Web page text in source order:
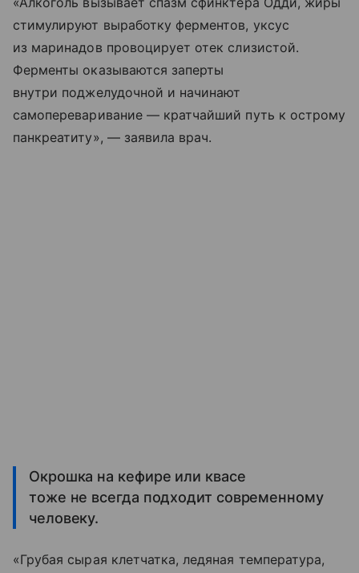
стимулируют выработку ферментов, уксус
из маринадов провоцирует отек слизистой.
Ферменты оказываются заперты
внутри поджелудочной и начинают
самопереваривание — кратчайший путь к острому
панкреатиту», — заявила врач.
Окрошка на кефире или квасе
тоже не всегда подходит современному
человеку.
«Грубая сырая клетчатка, ледяная температура,